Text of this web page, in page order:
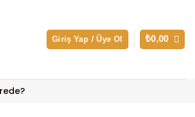
Giriş Yap / Üye Ol ₺0,00